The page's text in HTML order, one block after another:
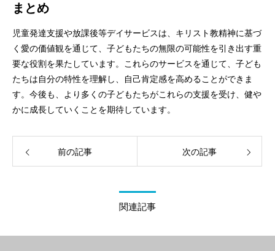
まとめ
児童発達支援や放課後等デイサービスは、キリスト教精神に基づ
く愛の価値観を通じて、子どもたちの無限の可能性を引き出す重
要な役割を果たしています。これらのサービスを通じて、子ども
たちは自分の特性を理解し、自己肯定感を高めることができま
す。今後も、より多くの子どもたちがこれらの支援を受け、健や
かに成長していくことを期待しています。
前の記事 次の記事
関連記事